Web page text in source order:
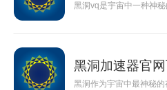
黑洞vq是宇宙中一种神
黑洞加速器官
黑洞作为宇宙中最神秘